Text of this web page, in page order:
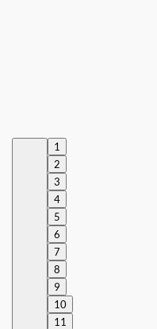
1
2
3
4
5
6
7
8
9
10
11